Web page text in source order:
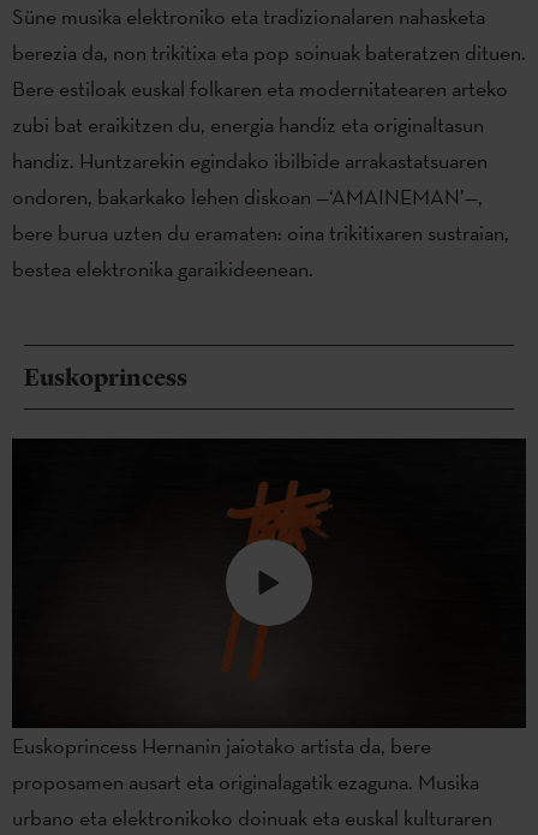
Süne musika elektroniko eta tradizionalaren nahasketa
berezia da, non trikitixa eta pop soinuak bateratzen dituen.
Bere estiloak euskal folkaren eta modernitatearen arteko
zubi bat eraikitzen du, energia handiz eta originaltasun
handiz. Huntzarekin egindako ibilbide arrakastatsuaren
ondoren, bakarkako lehen diskoan —‘AMAINEMAN’—,
bere burua uzten du eramaten: oina trikitixaren sustraian,
bestea elektronika garaikideenean.
Euskoprincess
Euskoprincess Hernanin jaiotako artista da, bere
proposamen ausart eta originalagatik ezaguna. Musika
urbano eta elektronikoko doinuak eta euskal kulturaren